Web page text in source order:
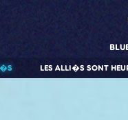
LES ALLI�S SONT